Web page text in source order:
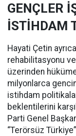
GENÇLER
İSTİHDAM
Hayati Çetin
rehabilitasyonu
üzerinden
milyonlarca
istihdam
beklentilerini
Parti Genel
“Terörsüz